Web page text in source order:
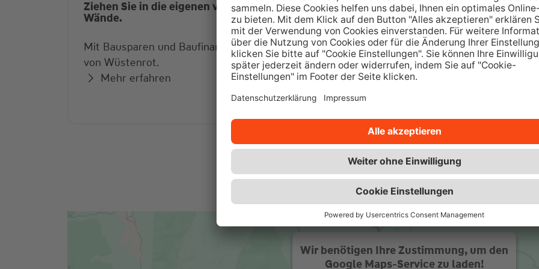
Ziehen Sie in die eigenen vier
Wände.
Mit Bausparen und Baufinanzierung
von Wüstenrot.
Mehr erfahren
Wüstenrot Wohnwelt
Über 350.000 Immobilienangebote
sowie interessante Ratgeber und
Beiträge.
Zur Wüstenrot Wohnwelt
Wir benötigen Ihre Zustimmung, um den
Google Maps-Service zu laden!